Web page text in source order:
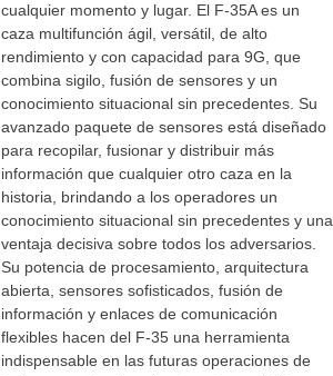
cualquier momento y lugar. El F-35A es un
caza multifunción ágil, versátil, de alto
rendimiento y con capacidad para 9G, que
combina sigilo, fusión de sensores y un
conocimiento situacional sin precedentes. Su
avanzado paquete de sensores está diseñado
para recopilar, fusionar y distribuir más
información que cualquier otro caza en la
historia, brindando a los operadores un
conocimiento situacional sin precedentes y una
ventaja decisiva sobre todos los adversarios.
Su potencia de procesamiento, arquitectura
abierta, sensores sofisticados, fusión de
información y enlaces de comunicación
flexibles hacen del F-35 una herramienta
indispensable en las futuras operaciones de